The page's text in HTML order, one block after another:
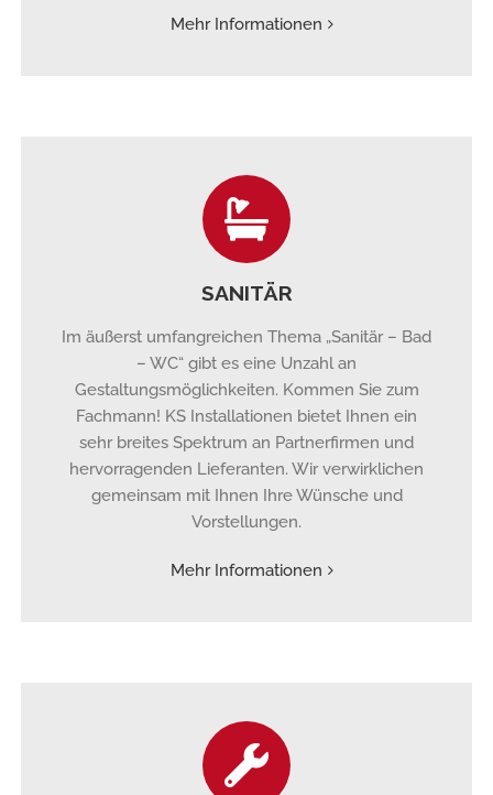
Mehr Informationen
SANITÄR
Im äußerst umfangreichen Thema „Sanitär – Bad
– WC“ gibt es eine Unzahl an
Gestaltungsmöglichkeiten. Kommen Sie zum
Fachmann! KS Installationen bietet Ihnen ein
sehr breites Spektrum an Partnerfirmen und
hervorragenden Lieferanten. Wir verwirklichen
gemeinsam mit Ihnen Ihre Wünsche und
Vorstellungen.
Mehr Informationen